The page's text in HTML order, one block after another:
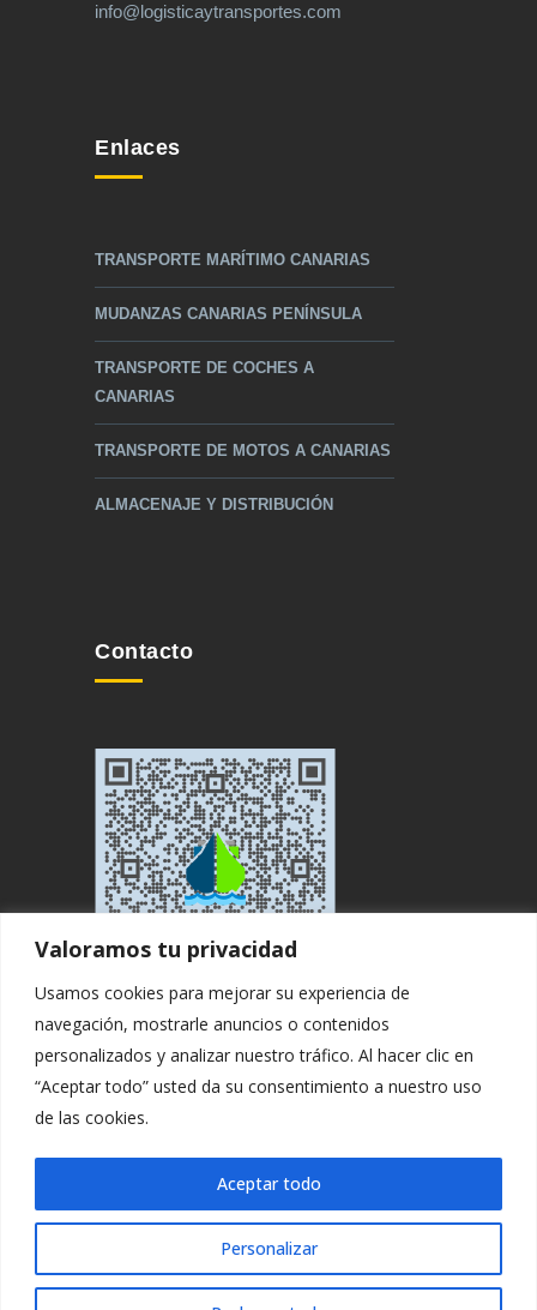
Valoramos tu privacidad
Usamos cookies para mejorar su experiencia de
navegación, mostrarle anuncios o contenidos
personalizados y analizar nuestro tráfico. Al hacer clic en
“Aceptar todo” usted da su consentimiento a nuestro uso
de las cookies.
Personalizar
Aceptar todo
info@logisticaytransportes.com
Enlaces
TRANSPORTE MARÍTIMO CANARIAS
MUDANZAS CANARIAS PENÍNSULA
TRANSPORTE DE COCHES A
CANARIAS
TRANSPORTE DE MOTOS A CANARIAS
ALMACENAJE Y DISTRIBUCIÓN
Contacto
Copyright ©. All rights Reserved by
Logisticaytransportes.
Aviso Legal|Política privacidad